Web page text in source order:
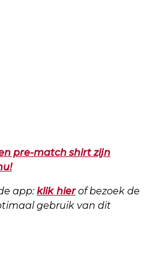
pre-match shirt zijn
app:klik hierof bezoek de
gebruik van dit